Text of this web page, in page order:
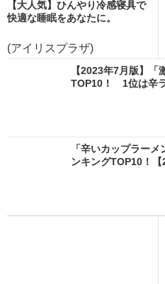
【大人気】ひんやり冷感寝具で
快適な睡眠をあなたに。
(アイリスプラザ)
【2023年7月版】
TOP10！ 1位は辛
「辛いカップラー
ンキングTOP10！【